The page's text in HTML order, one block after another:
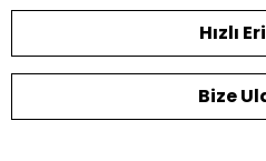
Hızlı
Bize